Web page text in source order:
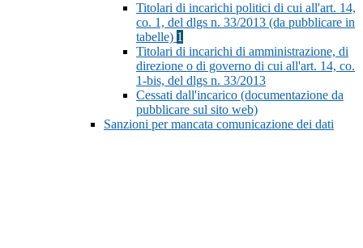
Titolari di incarichi politici di cui all'art. 14,
co. 1, del dlgs n. 33/2013 (da pubblicare in
tabelle) 1
Titolari di incarichi di amministrazione, di
direzione o di governo di cui all'art. 14, co.
1-bis, del dlgs n. 33/2013
Cessati dall'incarico (documentazione da
pubblicare sul sito web)
Sanzioni per mancata comunicazione dei dati